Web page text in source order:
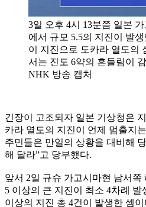
3일 오후 4시 13분쯤 일본
에서 규모 5.5의 지진이 발
이 지진으로 도카라 열도의
서는 진도 6약의 흔들림이
NHK 방송 캡처
긴장이 고조되자 일본 기상청은
카라 열도의 지진이 언제 멈출지
주민들은 만일의 상황을 대비해
해 달라”고 당부했다.
앞서 2일 규슈 가고시마현 남서쪽
5 이상의 큰 지진이 최소 4차례 발
이상의 지진 총 4건이 발생한 셈